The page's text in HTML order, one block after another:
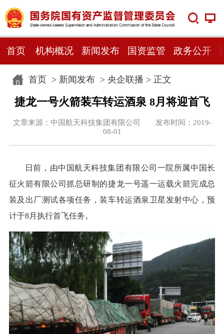
首页 机构概况 新闻发布 国资监管 政务公开
首页> 新闻发布> 央企联播 > 正文
捷龙一号火箭装车转运酒泉 8月将迎首飞
文章来源：中国航天科技集团有限公司 发布时间：2019-
08-01
日前，由中国航天科技集团有限公司一院所属中国长
征火箭有限公司抓总研制的捷龙一号遥一运载火箭完成总
装及出厂测试各项任务，装车转运酒泉卫星发射中心，预
计于8月执行首飞任务。